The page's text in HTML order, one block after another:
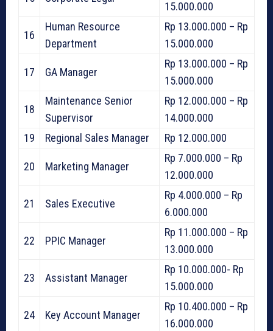
15.000.000
16
Human Resource
Department
Rp 13.000.000 – Rp
15.000.000
17 GA Manager
Rp 13.000.000 – Rp
15.000.000
18
Maintenance Senior
Supervisor
Rp 12.000.000 – Rp
14.000.000
19
Regional Sales Manager Rp 12.000.000
20 Marketing Manager
Rp 7.000.000 – Rp
12.000.000
21 Sales Executive
Rp 4.000.000 – Rp
6.000.000
22 PPIC Manager
Rp 11.000.000 – Rp
13.000.000
23 Assistant Manager
Rp 10.000.000- Rp
15.000.000
24 Key Account Manager
Rp 10.400.000 – Rp
16.000.000